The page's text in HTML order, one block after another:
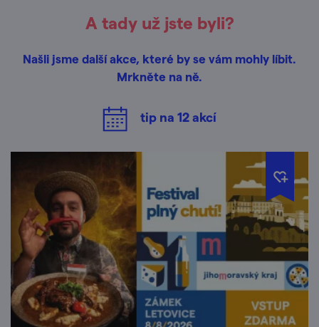
A tady už jste byli?
Našli jsme další akce, které by se vám mohly líbit.
Mrkněte na ně.
tip na 12akcí